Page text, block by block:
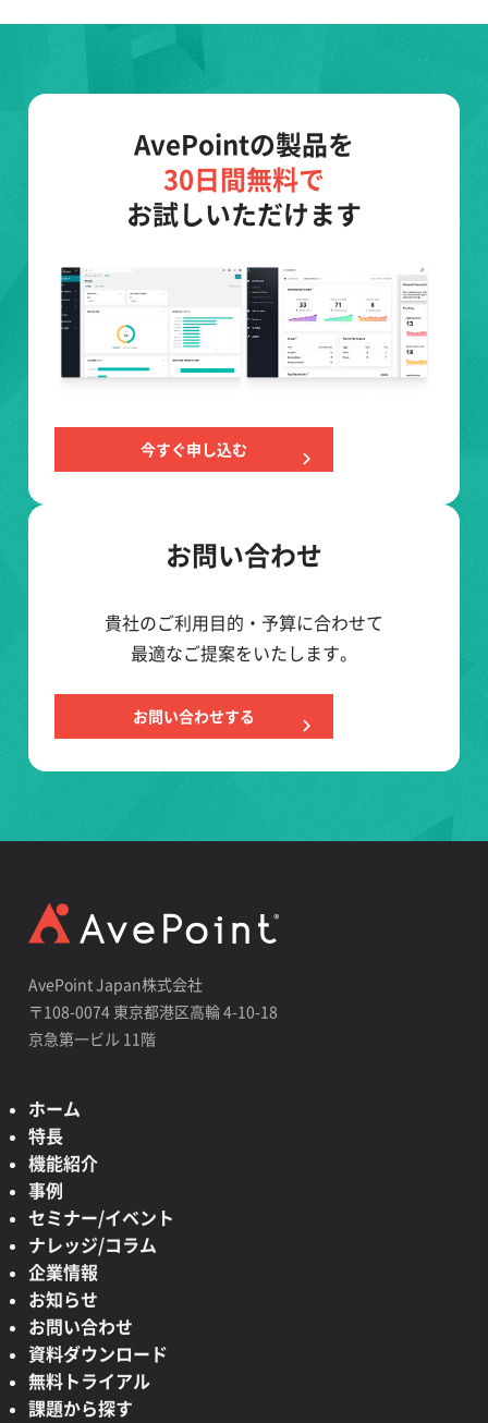
AvePointの製品を
30日間無料で
お試しいただけます
今すぐ申し込む
お問い合わせ
貴社のご利用目的・予算に合わせて
最適なご提案をいたします。
お問い合わせする
AvePoint Japan株式会社
〒108-0074 東京都港区高輪 4-10-18
京急第一ビル 11階
ホーム
特長
機能紹介
事例
セミナー/イベント
ナレッジ/コラム
企業情報
お知らせ
お問い合わせ
資料ダウンロード
無料トライアル
課題から探す